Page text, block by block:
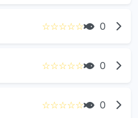
☆☆☆☆☆ 0
☆☆☆☆☆ 0
☆☆☆☆☆ 0